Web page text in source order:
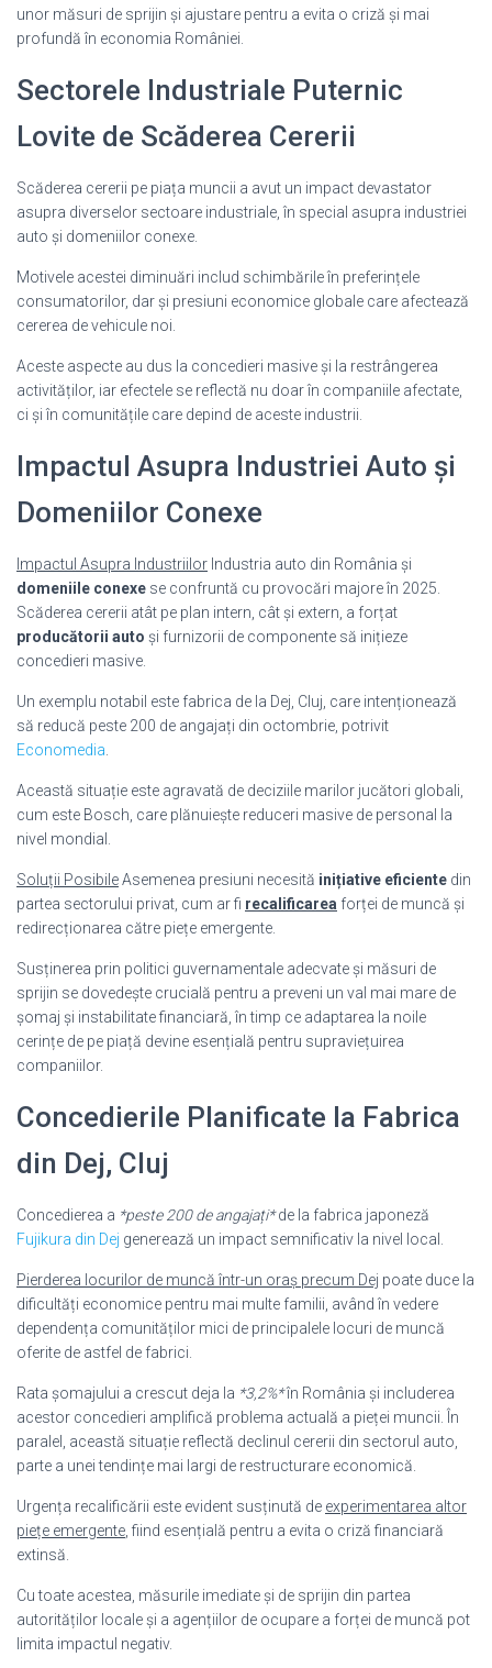
unor măsuri de sprijin și ajustare pentru a evita o criză și mai
profundă în economia României.
Sectorele Industriale Puternic
Lovite de Scăderea Cererii
Scăderea cererii pe piața muncii a avut un impact devastator
asupra diverselor sectoare industriale, în special asupra industriei
auto și domeniilor conexe.
Motivele acestei diminuări includ schimbările în preferințele
consumatorilor, dar și presiuni economice globale care afectează
cererea de vehicule noi.
Aceste aspecte au dus la concedieri masive și la restrângerea
activităților, iar efectele se reflectă nu doar în companiile afectate,
ci și în comunitățile care depind de aceste industrii.
Impactul Asupra Industriei Auto și
Domeniilor Conexe
Impactul Asupra Industriilor Industria auto din România și
domeniile conexe se confruntă cu provocări majore în 2025.
Scăderea cererii atât pe plan intern, cât și extern, a forțat
producătorii auto și furnizorii de componente să inițieze
concedieri masive.
Un exemplu notabil este fabrica de la Dej, Cluj, care intenționează
să reducă peste 200 de angajați din octombrie, potrivit
Economedia
Această situație este agravată de deciziile marilor jucători globali,
cum este Bosch, care plănuiește reduceri masive de personal la
nivel mondial.
Soluții PosibileAsemenea presiuni necesită inițiative eficiente din
partea sectorului privat, cum ar fi recalificarea forței de muncă și
redirecționarea către piețe emergente.
Susținerea prin politici guvernamentale adecvate și măsuri de
sprijin se dovedește crucială pentru a preveni un val mai mare de
șomaj și instabilitate financiară, în timp ce adaptarea la noile
cerințe de pe piață devine esențială pentru supraviețuirea
companiilor.
Concedierile Planificate la Fabrica
din Dej, Cluj
Concedierea a *peste 200 de angajați*de la fabrica japoneză
Fujikura din Dej generează un impact semnificativ la nivel local.
Pierderea locurilor de muncă într-un oraș precum Dej poate duce la
dificultăți economice pentru mai multe familii, având în vedere
dependența comunităților mici de principalele locuri de muncă
oferite de astfel de fabrici.
Rata șomajului a crescut deja la *3,2%*în România și includerea
acestor concedieri amplifică problema actuală a pieței muncii. În
paralel, această situație reflectă declinul cererii din sectorul auto,
parte a unei tendințe mai largi de restructurare economică.
Urgența recalificării este evident susținută de experimentarea altor
piețe emergente , fiind esențială pentru a evita o criză financiară
extinsă.
Cu toate acestea, măsurile imediate și de sprijin din partea
autorităților locale și a agențiilor de ocupare a forței de muncă pot
limita impactul negativ.